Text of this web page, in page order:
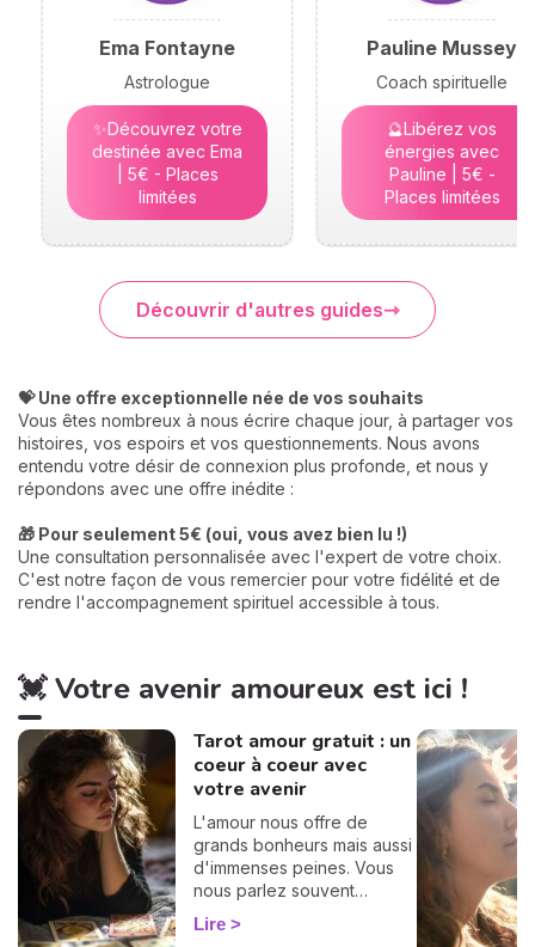
Ema Fontayne
Astrologue
✨Découvrez votre
destinée avec Ema
| 5€ - Places
limitées
Pauline Mussey
Coach spirituelle
🔮Libérez vos
énergies avec
Pauline | 5€ -
Places limitées
Découvrir d'autres guides
💝 Une offre exceptionnelle née de vos souhaits
Vous êtes nombreux à nous écrire chaque jour, à partager vos
histoires, vos espoirs et vos questionnements. Nous avons
entendu votre désir de connexion plus profonde, et nous y
répondons avec une offre inédite :
🎁 Pour seulement 5€ (oui, vous avez bien lu !)
Une consultation personnalisée avec l'expert de votre choix.
C'est notre façon de vous remercier pour votre fidélité et de
rendre l'accompagnement spirituel accessible à tous.
💓 Votre avenir amoureux est ici !
Tarot amour gratuit : un
coeur à coeur avec
votre avenir
L'amour nous offre de
grands bonheurs mais aussi
d'immenses peines. Vous
nous parlez souvent
d'amour dans vos
messages, vous nous
Lire